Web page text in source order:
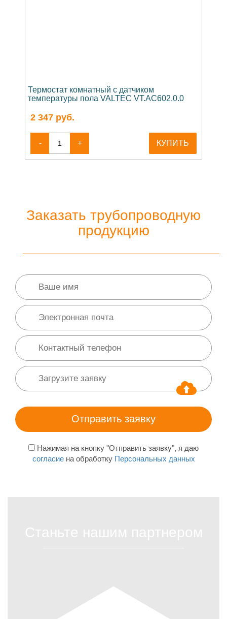
Термостат комнатный с датчиком
температуры пола VALTEC VT.AC602.0.0
2 347 руб.
- + КУПИТЬ
Заказать трубопроводную
продукцию
Нажимая на кнопку "Отправить заявку", я даю
согласиена обработку Персональных данных